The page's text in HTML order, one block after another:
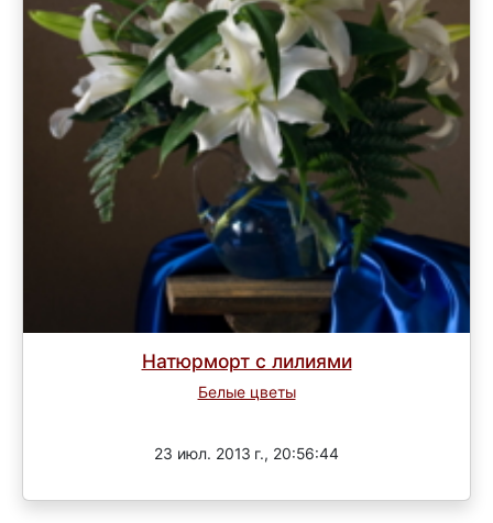
Натюрморт с лилиями
Белые цветы
23 июл. 2013 г., 20:56:44